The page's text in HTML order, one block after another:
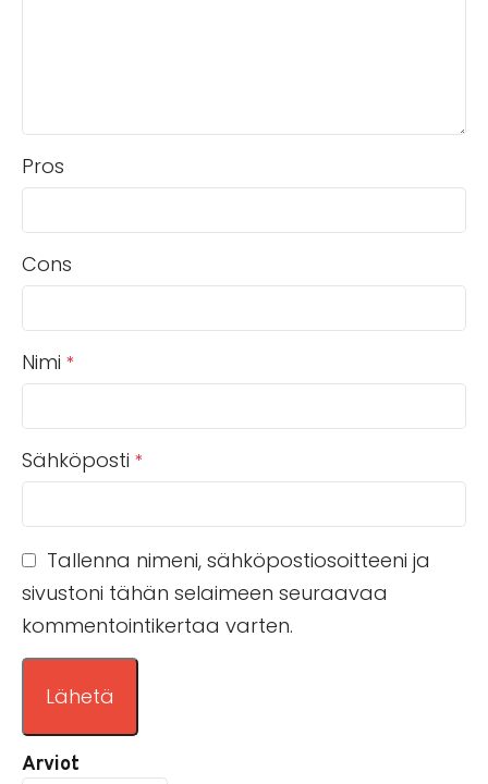
Arviot
Pros
Cons
Nimi *
Sähköposti *
Tallenna nimeni, sähköpostiosoitteeni ja
sivustoni tähän selaimeen seuraavaa
kommentointikertaa varten.